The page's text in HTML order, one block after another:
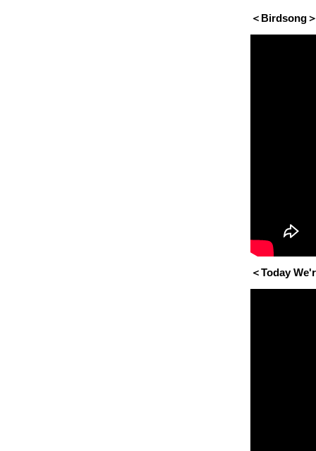
＜Birdsong
＜Today